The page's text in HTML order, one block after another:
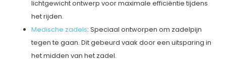
lichtgewicht ontwerp voor maximale efficiëntie tijdens
het rijden.
Medische zadels: Speciaal ontworpen om zadelpijn
tegen te gaan. Dit gebeurd vaak door een uitsparing in
het midden van het zadel.